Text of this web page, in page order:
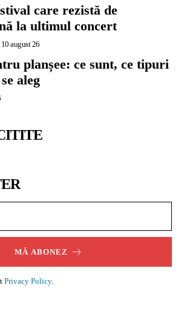
care rezistă de
la ultimul concert
10 august 26
planșee: ce sunt, ce tipuri
aleg
MĂ ABONEZ
Privacy Policy.